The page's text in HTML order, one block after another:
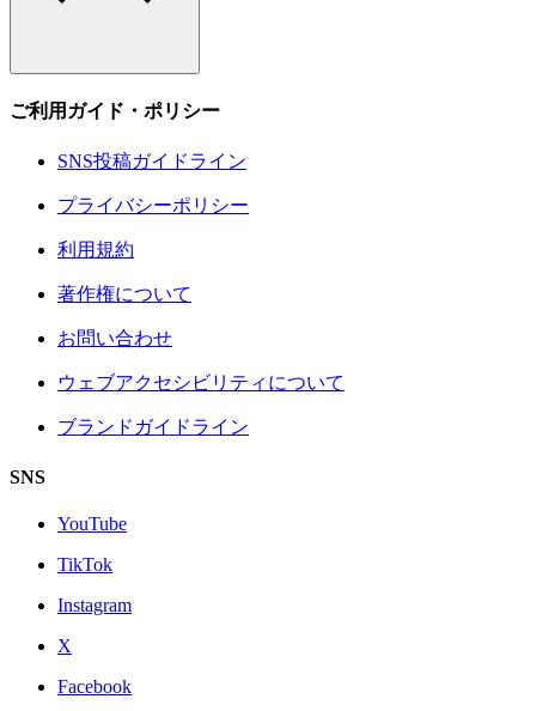
ご利用ガイド・ポリシー
SNS投稿ガイドライン
プライバシーポリシー
利用規約
著作権について
お問い合わせ
ウェブアクセシビリティについて
ブランドガイドライン
SNS
YouTube
TikTok
Instagram
X
Facebook